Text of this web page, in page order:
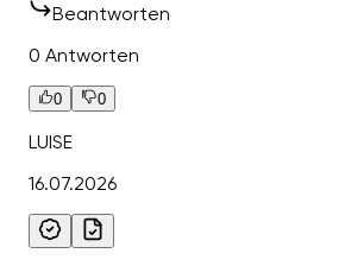
Beantworten
0 Antworten
0 0
LUISE
16.07.2026